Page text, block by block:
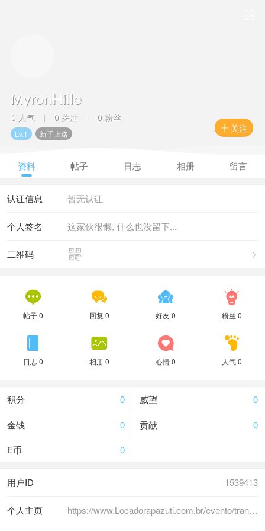
 关注
MyronHille
0 人气 | 0 关注 | 0 粉丝
Lv.1 新手上路
资料 帖子 日志 相册 留言
暂无认证
认证信息
这家伙很懒, 什么也没留下...
个人签名


二维码

帖子 0

回复 0

好友 0

粉丝 0

日志 0

相册 0

心情 0

人气 0
0
积分 0
威望
0
金钱 0
贡献
0
E币
1539413
用户ID
https://www.Locadorapazuti.com.br/evento/transporte-lollapalooza/
个人主页